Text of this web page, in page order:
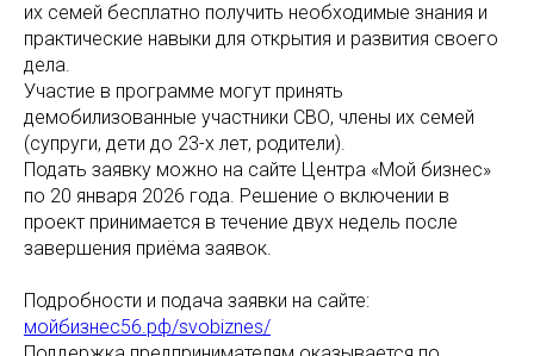
их семей бесплатно получить необходимые знания и
практические навыки для открытия и развития своего
дела.
Участие в программе могут принять
демобилизованные участники СВО, члены их семей
(супруги, дети до 23-х лет, родители).
Подать заявку можно на сайте Центра «Мой бизнес»
по 20 января 2026 года. Решение о включении в
проект принимается в течение двух недель после
завершения приёма заявок.
Подробности и подача заявки на сайте:
мойбизнес56.рф/svobiznes/